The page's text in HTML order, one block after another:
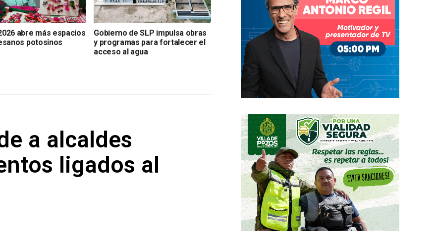
abre más espacios
potosinos
Gobierno de SLP impulsa obras
y programas para fortalecer el
acceso al agua
a alcaldes
ligados al